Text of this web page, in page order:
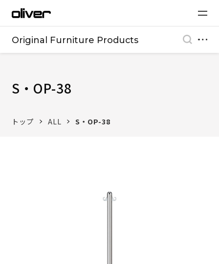
Original Furniture Products
S・OP-38
トップ ALL S・OP-38